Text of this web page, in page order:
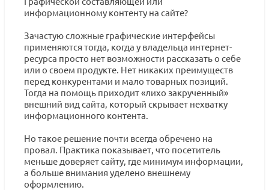
информационному контенту на сайте?
Зачастую сложные графические интерфейсы
применяются тогда, когда у владельца интернет-
ресурса просто нет возможности рассказать о себе
или о своем продукте. Нет никаких преимуществ
перед конкурентами и мало товарных позиций.
Тогда на помощь приходит «лихо закрученный»
внешний вид сайта, который скрывает нехватку
информационного контента.
Но такое решение почти всегда обречено на
провал. Практика показывает, что посетитель
меньше доверяет сайту, где минимум информации,
а больше внимания уделено внешнему
оформлению.